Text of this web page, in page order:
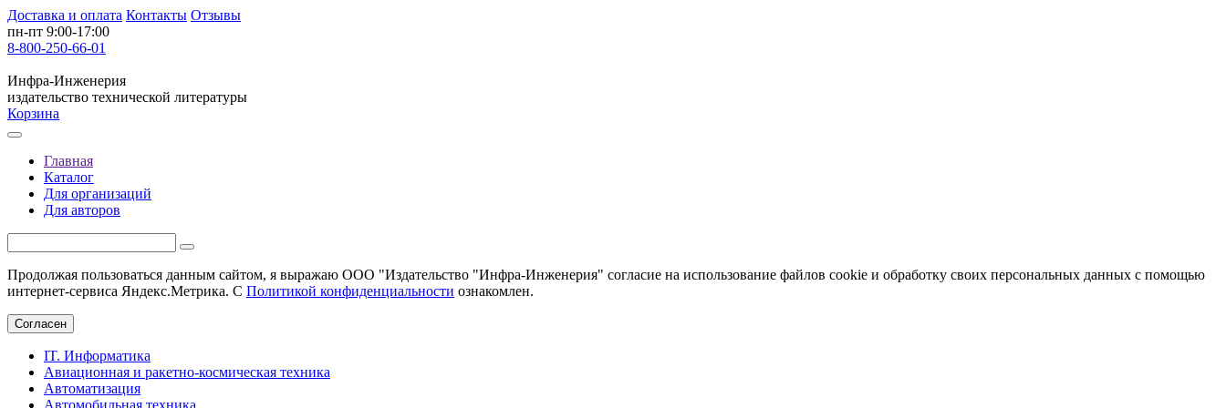
Доставка и оплата Контакты Отзывы
пн-пт 9:00-17:00
8-800-250-66-01
Инфра-Инженерия
издательство технической литературы
Корзина
Главная
Каталог
Для организаций
Для авторов
Продолжая пользоваться данным сайтом, я выражаю ООО "Издательство "Инфра-Инженерия" согласие на использование файлов cookie и обработку своих персональных данных с помощью
интернет-сервиса Яндекс.Метрика. С Политикой конфиденциальности ознакомлен.
Согласен
IT. Информатика
Авиационная и ракетно-космическая техника
Автоматизация
Автомобильная техника